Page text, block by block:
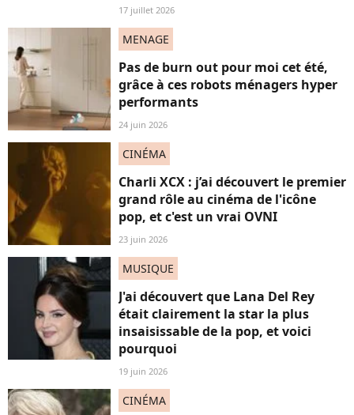
17 juillet 2026
MENAGE
Pas de burn out pour moi cet été,
grâce à ces robots ménagers hyper
performants
24 juin 2026
CINÉMA
Charli XCX : j’ai découvert le premier
grand rôle au cinéma de l'icône
pop, et c'est un vrai OVNI
23 juin 2026
MUSIQUE
J'ai découvert que Lana Del Rey
était clairement la star la plus
insaisissable de la pop, et voici
pourquoi
19 juin 2026
CINÉMA